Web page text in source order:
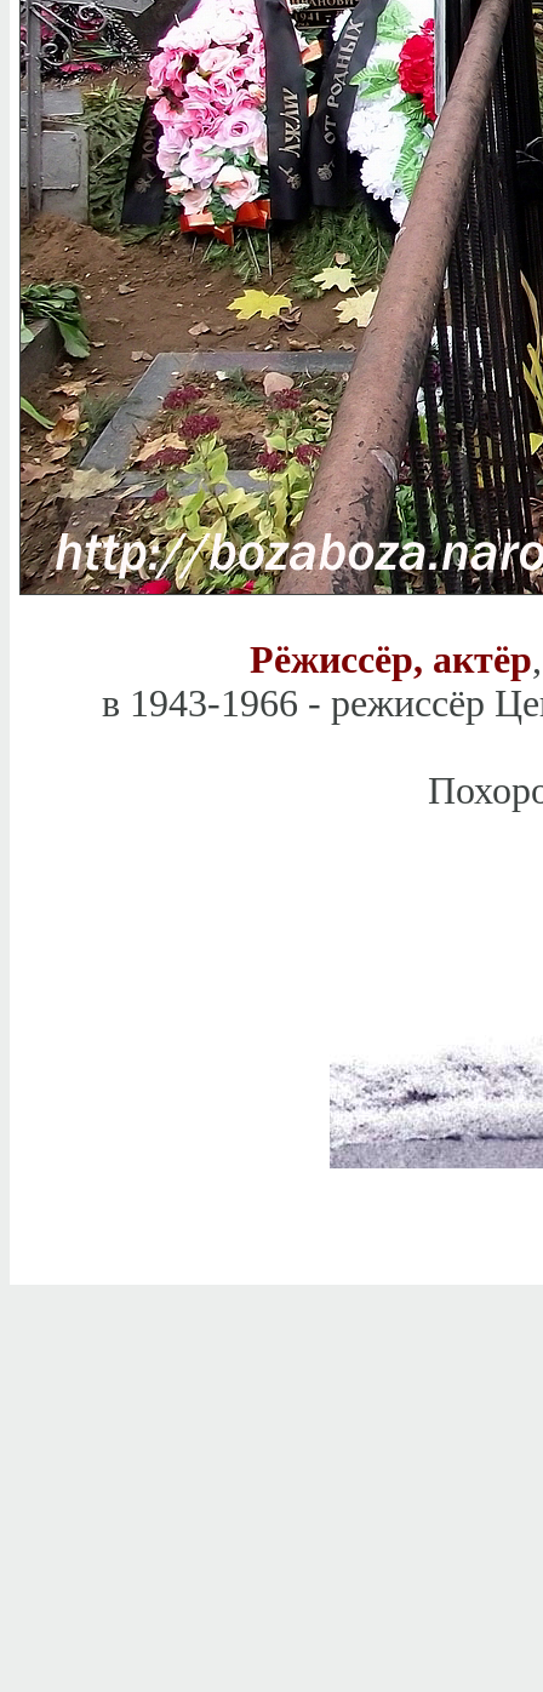
Рёжиссёр, актёр
в 1943-1966 - режиссёр